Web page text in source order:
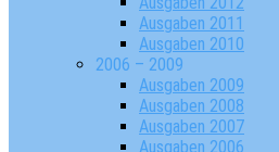
Ausgaben 2011
Ausgaben 2010
2006 – 2009
Ausgaben 2009
Ausgaben 2008
Ausgaben 2007
Ausgaben 2006